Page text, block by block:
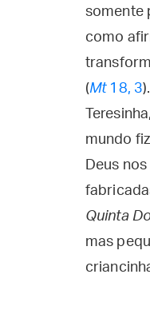
somente
como
(Mt18, 3
mundo
Deus
Quinta
mas